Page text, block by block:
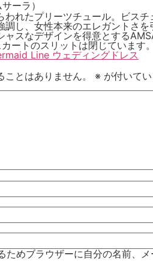
ーラ）
われたプリーツチュール。ビス
調し、女性本来のエレガントさ
スなデザインを得意とする
ートのスリットは閉じています。
Line ウェディングドレス
とはありません。
※ が付いて
ためブラウザーに自分の名前、メ